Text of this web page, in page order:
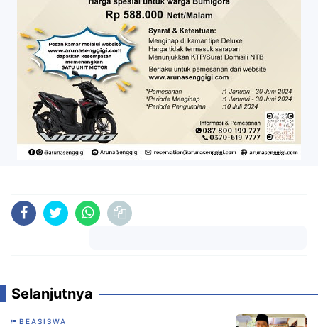
Selanjutnya
BEASISWA